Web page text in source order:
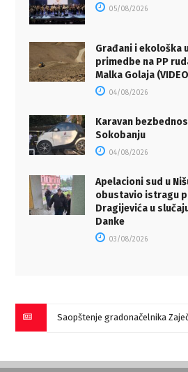
05/08/2026
Građani i ekološka
primedbe na PP
Malka Golaja
04/08/2026
Karavan
Sokobanju
04/08/2026
Apelacioni sud u
obustavio istragu
Dragijevića u
Danke
03/08/2026
Saopštenje gradonačelnika